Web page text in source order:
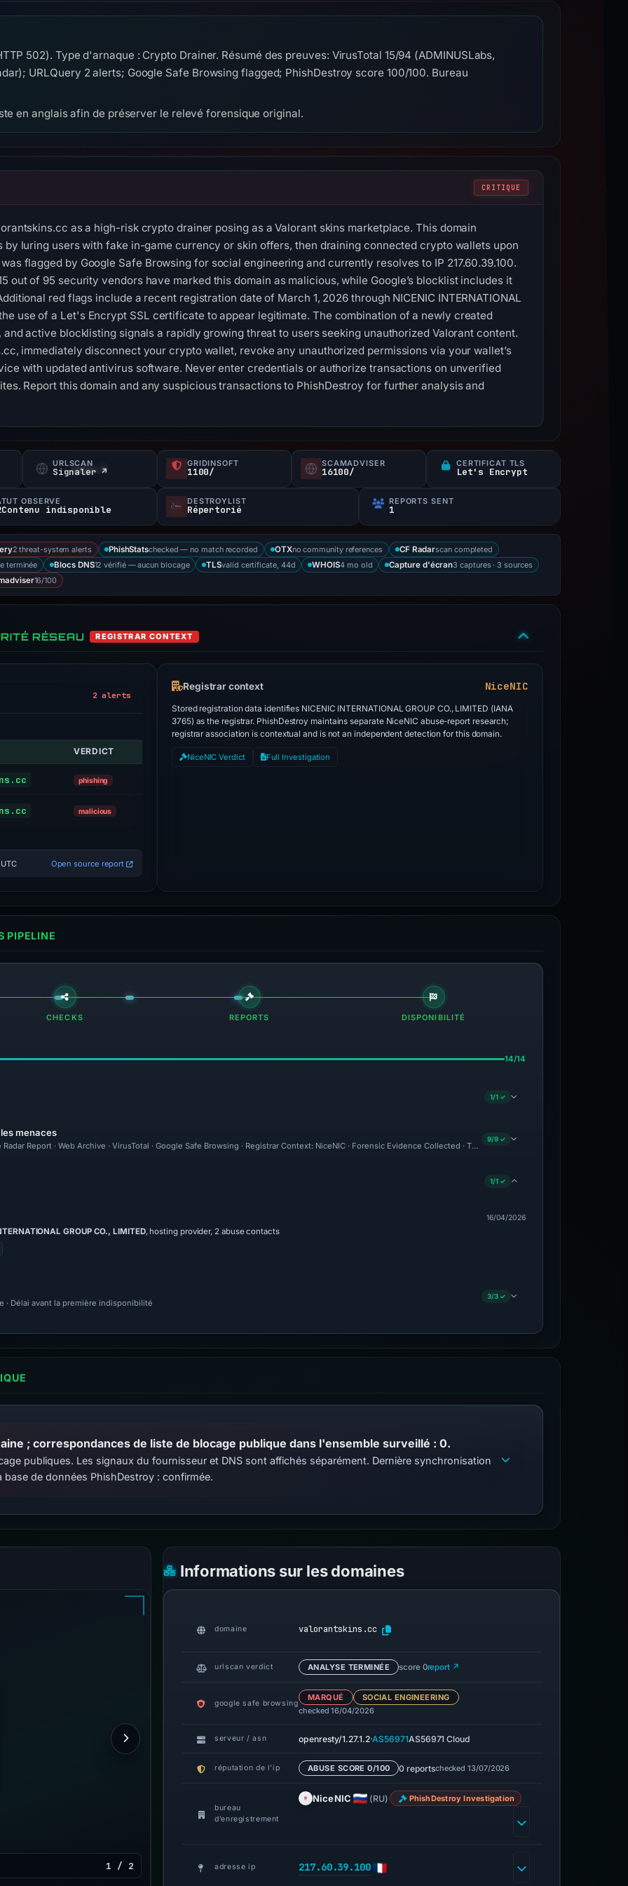
502). Type d'arnaque : Crypto Drainer. Résumé des preuves: VirusTotal 15/94 (ADMINUSLabs,
URLQuery 2 alerts; Google Safe Browsing flagged; PhishDestroy score 100/100. Bureau
en anglais afin de préserver le relevé forensique original.
CRITIQUE
as a high-risk crypto drainer posing as a Valorant skins marketplace. This domain
luring users with fake in-game currency or skin offers, then draining connected crypto wallets upon
flagged by Google Safe Browsing for social engineering and currently resolves to IP 217.60.39.100.
out of 95 security vendors have marked this domain as malicious, while Google’s blocklist includes it
red flags include a recent registration date of March 1, 2026 through NICENIC INTERNATIONAL
the use of a Let's Encrypt SSL certificate to appear legitimate. The combination of a newly created
active blocklisting signals a rapidly growing threat to users seeking unauthorized Valorant content.
immediately disconnect your crypto wallet, revoke any unauthorized permissions via your wallet’s
with updated antivirus software. Never enter credentials or authorize transactions on unverified
Report this domain and any suspicious transactions to PhishDestroy for further analysis and
URLSCAN
Signaler ↗
GRIDINSOFT
1100/
SCAMADVISER
16100/
CERTIFICAT TLS
Let's Encrypt
OBSERVÉ
indisponible
DESTROYLIST
Répertorié
REPORTS SENT
1
2 threat-system alerts PhishStatschecked — no match recorded OTXno community references CF Radarscan completed
terminée
Blocs DNS12 vérifié — aucun blocage TLSvalid certificate, 44d WHOIS4 mo old Capture d'écran3 captures · 3 sources
16/100
RÉSEAU REGISTRAR CONTEXT
2 alerts
VERDICT
phishing
malicious
Open source report
Registrar context NiceNIC
Stored registration data identifies NICENIC INTERNATIONAL GROUP CO., LIMITED (IANA
3765) as the registrar. PhishDestroy maintains separate NiceNIC abuse-report research;
registrar association is contextual and is not an independent detection for this domain.
NiceNIC Verdict Full Investigation
PIPELINE
CHECKS REPORTS DISPONIBILITÉ
14/14
1/1 ✓
menaces
Report · Web Archive · VirusTotal · Google Safe Browsing · Registrar Context: NiceNIC · Forensic Evidence Collected · Technical Analysis Recorded
9/9 ✓
1/1 ✓
GROUP CO., LIMITED, hosting provider, 2 abuse contacts
16/04/2026
· Délai avant la première indisponibilité
3/3 ✓
; correspondances de liste de blocage publique dans l'ensemble surveillé : 0.
publiques. Les signaux du fournisseur et DNS sont affichés séparément. Dernière synchronisation
de données PhishDestroy : confirmée.
1 / 2
Informations sur les domaines
domaine valorantskins.cc
urlscan verdict ANALYSE TERMINÉE score 0report ↗
google safe browsing
MARQUÉ
SOCIAL ENGINEERING
checked 16/04/2026
serveur / asn openresty/1.27.1.2·AS56971AS56971 Cloud
réputation de l’ip ABUSE SCORE 0/100 0 reportschecked 13/07/2026
bureau
d’enregistrement
NiceNIC (RU) PhishDestroy Investigation
adresse ip 217.60.39.100